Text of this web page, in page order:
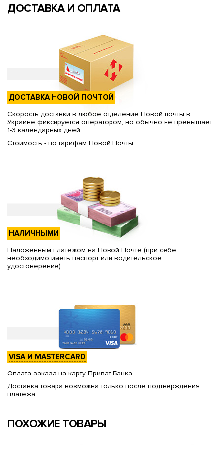
ДОСТАВКА И ОПЛАТА
ДОСТАВКА НОВОЙ ПОЧТОЙ
Скорость доставки в любое отделение Новой почты в
Украине фиксируется оператором, но обычно не превышает
1-3 календарных дней.
Стоимость - по тарифам Новой Почты.
НАЛИЧНЫМИ
Наложенным платежом на Новой Почте (при себе
необходимо иметь паспорт или водительское
удостоверение)
VISA И MASTERCARD
Оплата заказа на карту Приват Банка.
Доставка товара возможна только после подтверждения
платежа.
ПОХОЖИЕ ТОВАРЫ